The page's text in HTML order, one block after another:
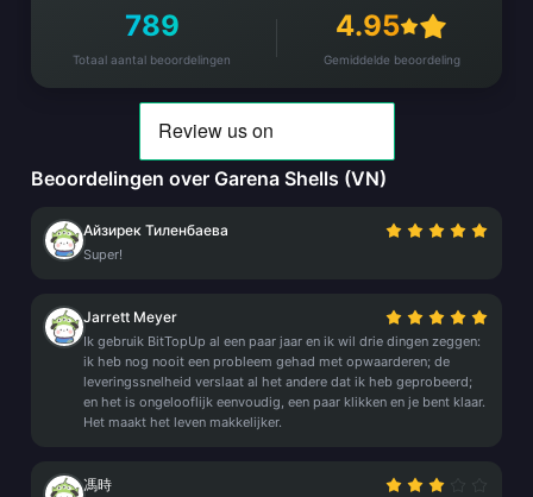
789
Totaal aantal beoordelingen
4.95
Gemiddelde beoordeling
Beoordelingen over Garena Shells (VN)
Айзирек Тиленбаева
Super!
Jarrett Meyer
Ik gebruik BitTopUp al een paar jaar en ik wil drie dingen zeggen:
ik heb nog nooit een probleem gehad met opwaarderen; de
leveringssnelheid verslaat al het andere dat ik heb geprobeerd;
en het is ongelooflijk eenvoudig, een paar klikken en je bent klaar.
Het maakt het leven makkelijker.
馮時